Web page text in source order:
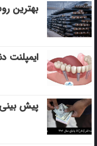
بهترین
ایمپلنت
پیش بینی